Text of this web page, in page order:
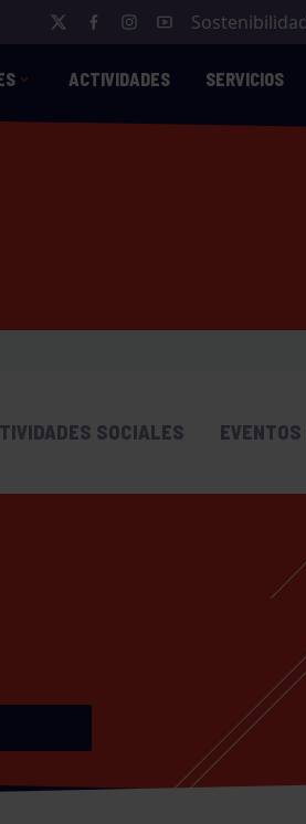
Sostenibilidad
ACTIVIDADES SERVICIOS
SOCIALES